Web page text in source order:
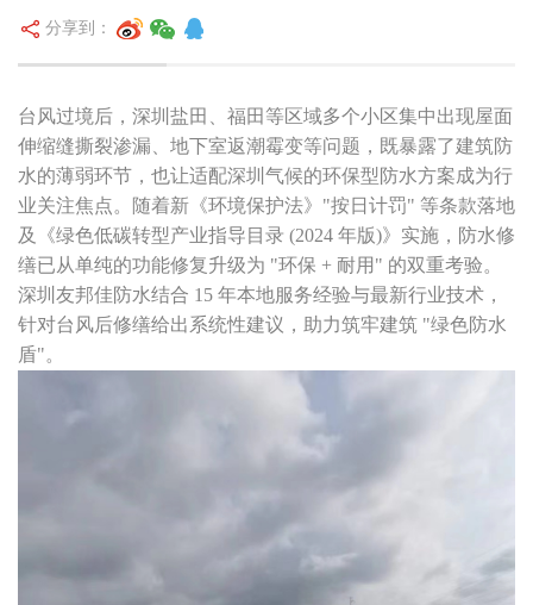
分享到：
台风过境后，深圳盐田、福田等区域多个小区集中出现屋面
伸缩缝撕裂渗漏、地下室返潮霉变等问题，既暴露了建筑防
水的薄弱环节，也让适配深圳气候的环保型防水方案成为行
业关注焦点。随着新《环境保护法》"按日计罚" 等条款落地
及《绿色低碳转型产业指导目录 (2024 年版)》实施，防水修
缮已从单纯的功能修复升级为 "环保 + 耐用" 的双重考验。
深圳友邦佳防水结合 15 年本地服务经验与最新行业技术，
针对台风后修缮给出系统性建议，助力筑牢建筑 "绿色防水
盾"。